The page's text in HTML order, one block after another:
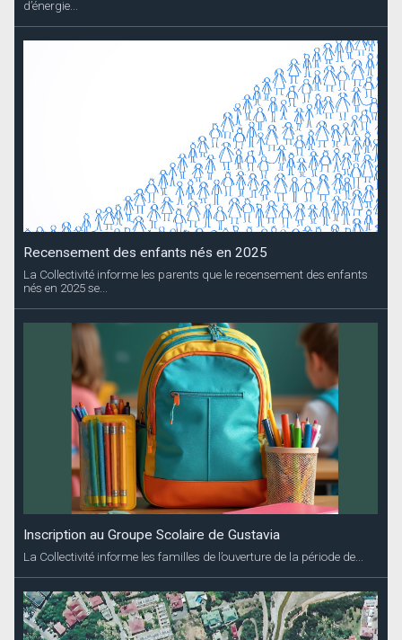
d’énergie...
Recensement des enfants nés en 2025
La Collectivité informe les parents que le recensement des enfants
nés en 2025 se...
Inscription au Groupe Scolaire de Gustavia
La Collectivité informe les familles de l’ouverture de la période de...